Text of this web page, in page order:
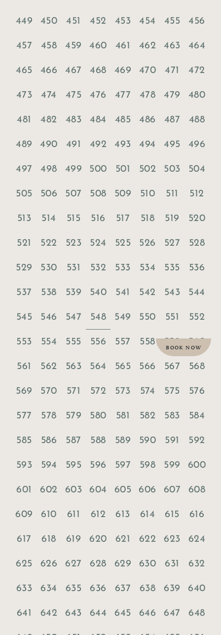
BOOK NOW
449 450 451 452 453 454 455 456
457 458 459 460 461 462 463 464
465 466 467 468 469 470 471 472
473 474 475 476 477 478 479 480
481 482 483 484 485 486 487 488
489 490 491 492 493 494 495 496
497 498 499 500 501 502 503 504
505 506 507 508 509 510 511 512
513 514 515 516 517 518 519 520
521 522 523 524 525 526 527 528
529 530 531 532 533 534 535 536
537 538 539 540 541 542 543 544
545 546 547 548 549 550 551 552
553 554 555 556 557 558
561 562 563 564 565 566 567 568
569 570 571 572 573 574 575 576
577 578 579 580 581 582 583 584
585 586 587 588 589 590 591 592
593 594 595 596 597 598 599 600
601 602 603 604 605 606 607 608
609 610 611 612 613 614 615 616
617 618 619 620 621 622 623 624
625 626 627 628 629 630 631 632
633 634 635 636 637 638 639 640
641 642 643 644 645 646 647 648